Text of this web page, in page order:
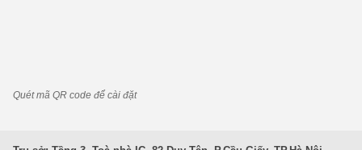
Quét mã QR code để cài đặt